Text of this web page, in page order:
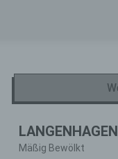
LANGENHAGEN
Mäßig Bewölkt